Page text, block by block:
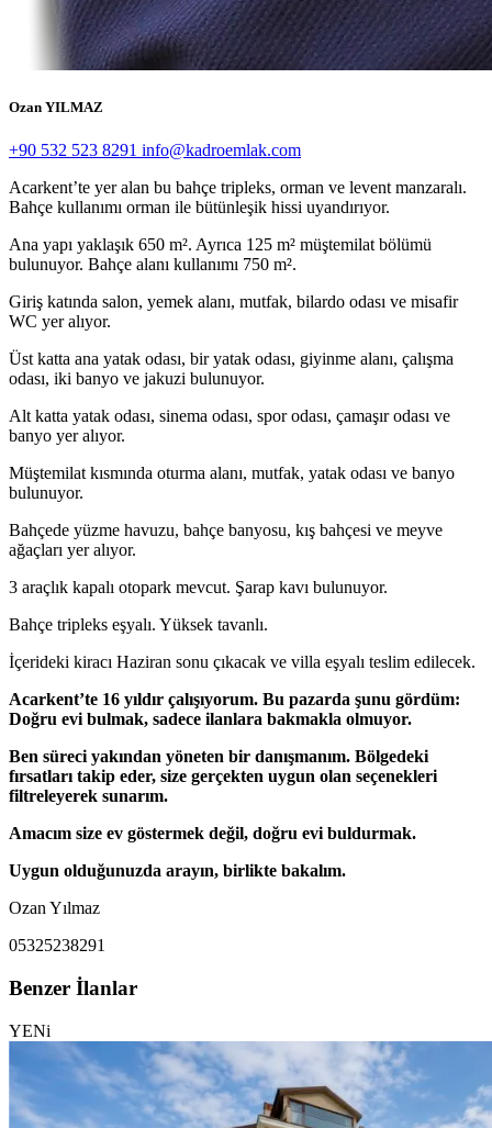
Ozan YILMAZ
+90 532 523 8291 info@kadroemlak.com
Acarkent’te yer alan bu bahçe tripleks, orman ve levent manzaralı.
Bahçe kullanımı orman ile bütünleşik hissi uyandırıyor.
Ana yapı yaklaşık 650 m². Ayrıca 125 m² müştemilat bölümü
bulunuyor. Bahçe alanı kullanımı 750 m².
Giriş katında salon, yemek alanı, mutfak, bilardo odası ve misafir
WC yer alıyor.
Üst katta ana yatak odası, bir yatak odası, giyinme alanı, çalışma
odası, iki banyo ve jakuzi bulunuyor.
Alt katta yatak odası, sinema odası, spor odası, çamaşır odası ve
banyo yer alıyor.
Müştemilat kısmında oturma alanı, mutfak, yatak odası ve banyo
bulunuyor.
Bahçede yüzme havuzu, bahçe banyosu, kış bahçesi ve meyve
ağaçları yer alıyor.
3 araçlık kapalı otopark mevcut. Şarap kavı bulunuyor.
Bahçe tripleks eşyalı. Yüksek tavanlı.
İçerideki kiracı Haziran sonu çıkacak ve villa eşyalı teslim edilecek.
Acarkent’te 16 yıldır çalışıyorum. Bu pazarda şunu gördüm:
Doğru evi bulmak, sadece ilanlara bakmakla olmuyor.
Ben süreci yakından yöneten bir danışmanım. Bölgedeki
fırsatları takip eder, size gerçekten uygun olan seçenekleri
filtreleyerek sunarım.
Amacım size ev göstermek değil, doğru evi buldurmak.
Uygun olduğunuzda arayın, birlikte bakalım.
Ozan Yılmaz
05325238291
Benzer İlanlar
YENi